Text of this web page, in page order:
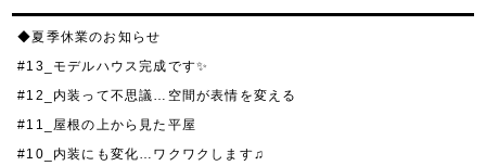
◆夏季休業のお知らせ
#13_モデルハウス完成です✨
#12_内装って不思議…空間が表情を変える
#11_屋根の上から見た平屋
#10_内装にも変化…ワクワクします♫